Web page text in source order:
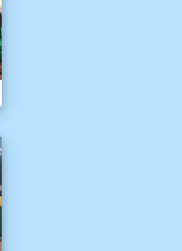
1141122運動會04